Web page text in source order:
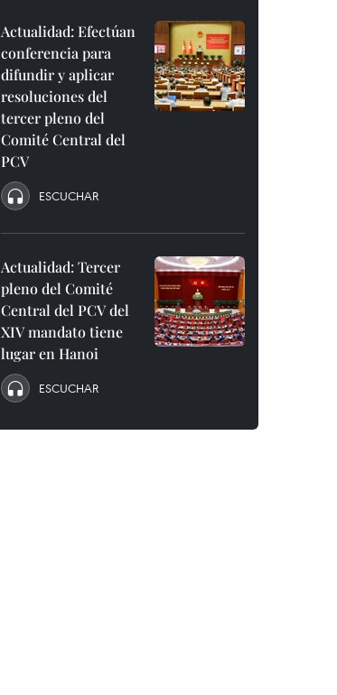
Actualidad: Efectúan
conferencia para
difundir y aplicar
resoluciones del
tercer pleno del
Comité Central del
PCV
ESCUCHAR
Actualidad: Tercer
pleno del Comité
Central del PCV del
XIV mandato tiene
lugar en Hanoi
ESCUCHAR